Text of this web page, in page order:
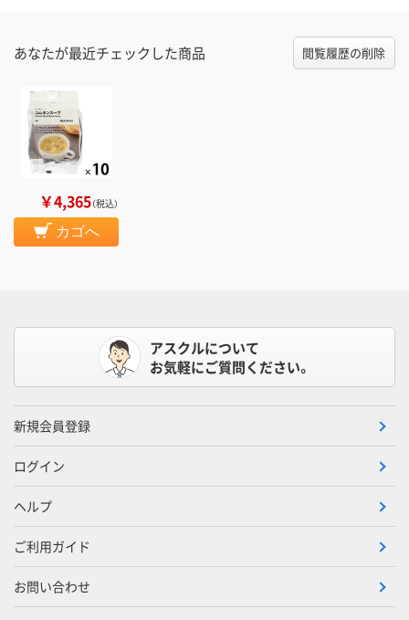
あなたが最近チェックした商品 閲覧履歴の削除
￥4,365（税込）
カゴへ
アスクルについて
お気軽にご質問ください。
新規会員登録
ログイン
ヘルプ
ご利用ガイド
お問い合わせ